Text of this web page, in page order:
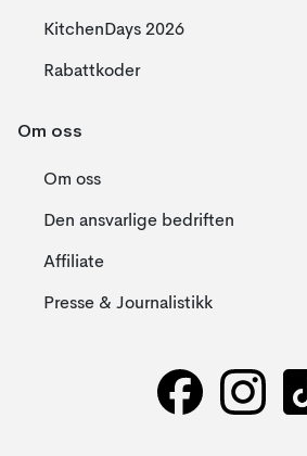
KitchenDays 2026
Rabattkoder
Om oss
Om oss
Den ansvarlige bedriften
Affiliate
Presse & Journalistikk